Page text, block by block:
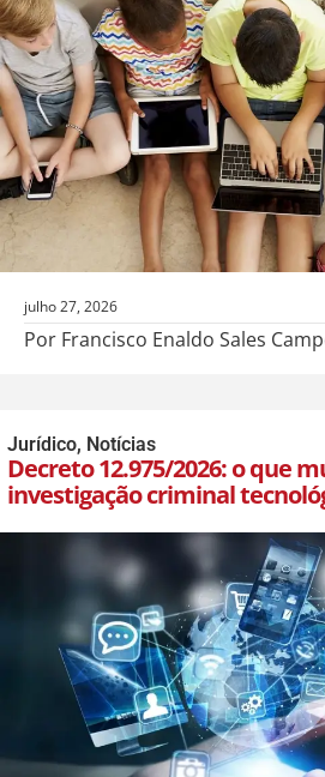
julho 27, 2026
Por Francisco Enaldo Sales
Jurídico, Notícias
Decreto 12.975/2026: o que
investigação criminal